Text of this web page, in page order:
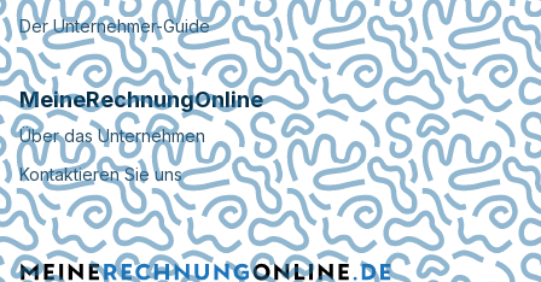
Der Unternehmer-Guide
MeineRechnungOnline
Über das Unternehmen
Kontaktieren Sie uns